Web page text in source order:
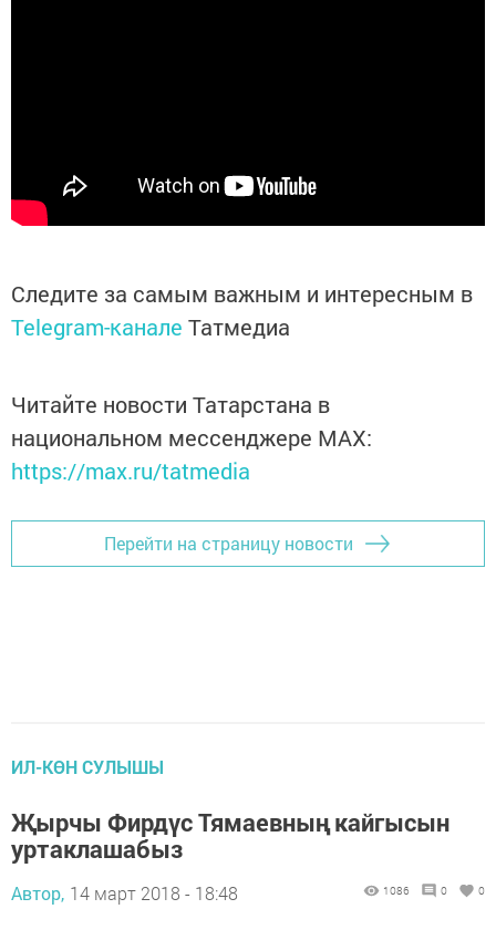
Следите за самым важным и интересным в
Telegram-канале Татмедиа
Читайте новости Татарстана в
национальном мессенджере MАХ:
https://max.ru/tatmedia
Перейти на страницу новости
ИЛ-КӨН СУЛЫШЫ
Җырчы Фирдүс Тямаевның кайгысын
уртаклашабыз
Автор, 14 март 2018 - 18:48 1086 0 0